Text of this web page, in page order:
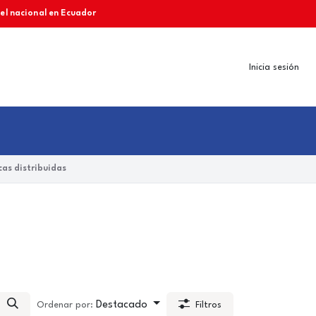
nacional en Ecuador
Inicia sesión
distribuidas
Ordenar por: Destacado Filtros